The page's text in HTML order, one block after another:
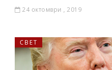
24 октомври , 2019
СВЕТ